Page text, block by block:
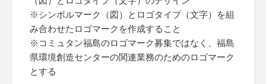
※シンボルマーク（図）とロゴタイプ（文字）を組
み合わせたロゴマークを作成すること
※コミュタン福島のロゴマーク募集ではなく、福島
県環境創造センターの関連業務のためのロゴマーク
とする